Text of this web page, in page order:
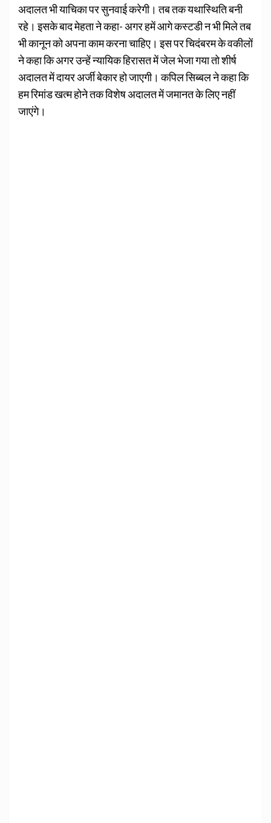
अदालत भी याचिका पर सुनवाई करेगी। तब तक यथास्थिति बनी
रहे। इसके बाद मेहता ने कहा- अगर हमें आगे कस्टडी न भी मिले तब
भी कानून को अपना काम करना चाहिए। इस पर चिदंबरम के वकीलों
ने कहा कि अगर उन्हें न्यायिक हिरासत में जेल भेजा गया तो शीर्ष
अदालत में दायर अर्जी बेकार हो जाएगी। कपिल सिब्बल ने कहा कि
हम रिमांड खत्म होने तक विशेष अदालत में जमानत के लिए नहीं
जाएंगे।